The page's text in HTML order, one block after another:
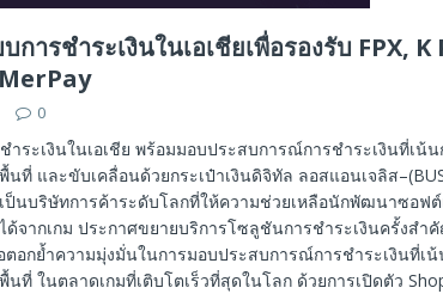
ารชำระเงินในเอเชียเพื่อรองรับ FPX, K
0
ำระเงินในเอเชีย พร้อมมอบประสบการณ์การชำระเงินที่เน้
ที่ และขับเคลื่อนด้วยกระเป๋าเงินดิจิทัล ลอสแอนเจลิส
ป็นบริษัทการค้าระดับโลกที่ให้ความช่วยเหลือนักพัฒนาซอฟ
จากเกม ประกาศขยายบริการโซลูชันการชำระเงินครั้งสำคั
ตอกย้ำความมุ่งมั่นในการมอบประสบการณ์การชำระเงินที่เ
ที่ ในตลาดเกมที่เติบโตเร็วที่สุดในโลก ด้วยการเปิดตัว